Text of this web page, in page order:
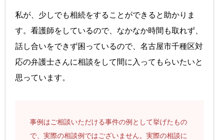
私が、少しでも相続をすることができると助かりま
す。看護師をしているので、なかなか時間も取れず、
話し合いをできず困っているので、名古屋市千種区対
応の弁護士さんに相談をして間に入ってもらいたいと
思っています。
事例はご相談いただける事件の例として挙げたもの
で、実際の相談例ではございません。実際の相談に